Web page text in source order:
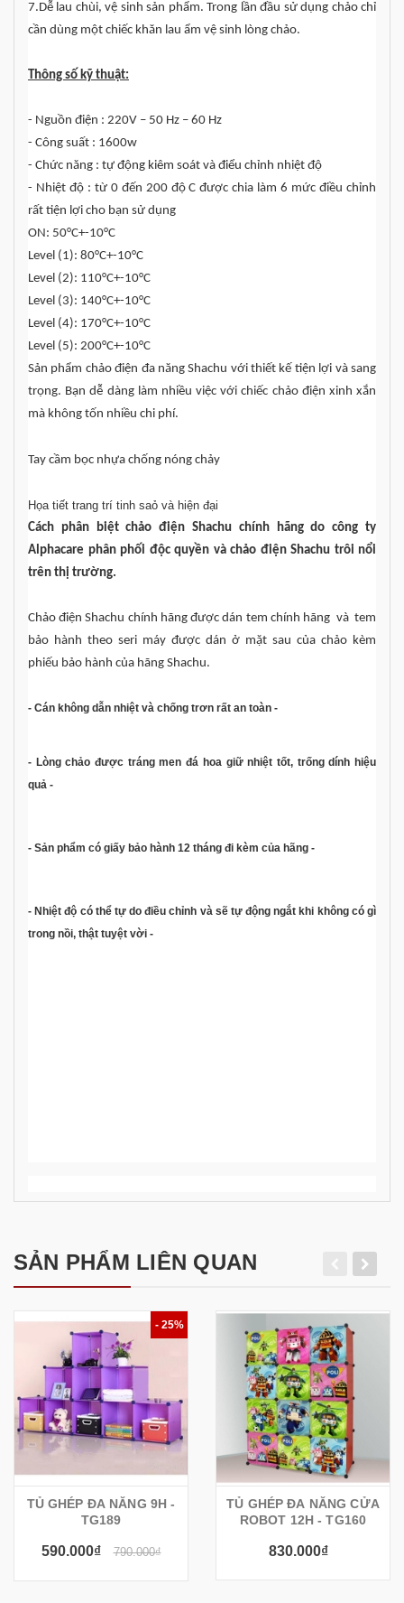
7.Dễ lau chùi, vệ sinh sản phẩm. Trong lần đầu sử dụng chảo chỉ
cần dùng một chiếc khăn lau ẩm vệ sinh lòng chảo.
Thông số kỹ thuật:
- Nguồn điện : 220V – 50 Hz – 60 Hz
- Công suất : 1600w
- Chức năng : tự động kiêm soát và điểu chỉnh nhiệt độ
- Nhiệt độ : từ 0 đến 200 độ C được chia làm 6 mức điều chỉnh
rất tiện lợi cho bạn sử dụng
ON: 50°C+-10°C
Level (1): 80°C+-10°C
Level (2): 110°C+-10°C
Level (3): 140°C+-10°C
Level (4): 170°C+-10°C
Level (5): 200°C+-10°C
Sản phẩm chảo điện đa năng Shachu với thiết kế tiện lợi và sang
trọng. Bạn dễ dàng làm nhiều việc với chiếc chảo điện xinh xắn
mà không tốn nhiều chi phí.
Tay cầm bọc nhựa chống nóng chảy
Họa tiết trang trí tinh saỏ và hiện đại
Cách phân biệt chảo điện Shachu chính hãng do công ty
Alphacare phân phối độc quyền và chảo điện Shachu trôi nổi
trên thị trường.
Chảo điện Shachu chính hãng được dán tem chính hãng và tem
bảo hành theo seri máy được dán ở mặt sau của chảo kèm
phiếu bảo hành của hãng Shachu.
- Cán không dẫn nhiệt và chống trơn rất an toàn -
- Lòng chảo được tráng men đá hoa giữ nhiệt tốt, trống dính hiệu
quả -
- Sản phẩm có giấy bảo hành 12 tháng đi kèm của hãng -
- Nhiệt độ có thể tự do điều chỉnh và sẽ tự động ngắt khi không có gì
trong nồi, thật tuyệt vời -
SẢN PHẨM LIÊN QUAN
- 25%
TỦ GHÉP ĐA NĂNG 9H -
TG189
590.000₫ 790.000₫
TỦ GHÉP ĐA NĂNG CỬA
ROBOT 12H - TG160
830.000₫